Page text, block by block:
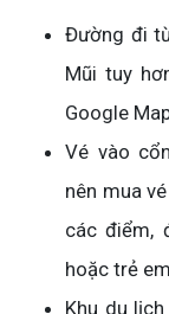
Đường đi
Mũi tuy
Google
Vé vào
nên mua
các điểm,
hoặc trẻ
Khu du